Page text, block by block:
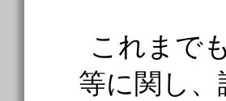
これまで
等に関し